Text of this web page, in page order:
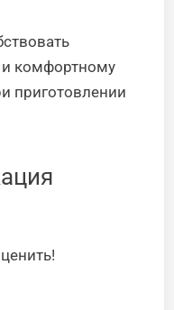
комфортному
приготовлении